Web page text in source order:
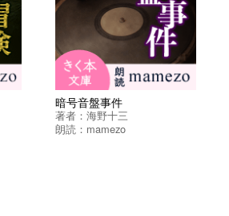
暗号音盤事件
著者： 海野十三
朗読： mamezo